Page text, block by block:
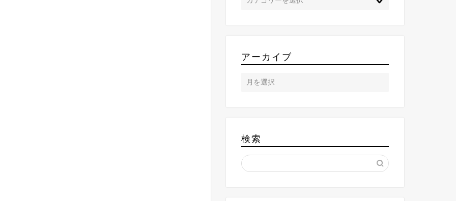
アーカイブ
検索